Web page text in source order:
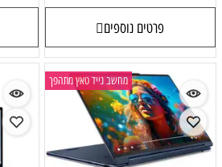
פרטים נוספים
מחשב נייד טאץ מתהפך